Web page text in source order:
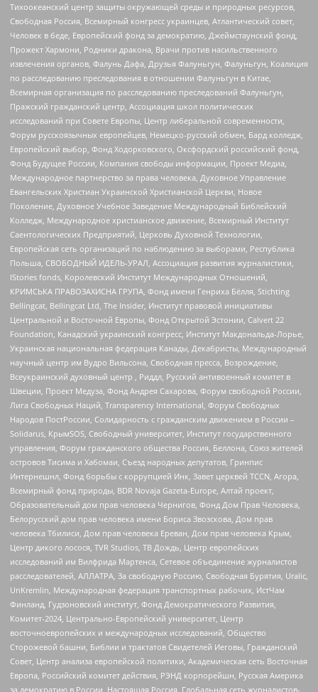
Тихоокеанский центр защиты окружающей среды и природных ресурсов,
Свободная Россия, Всемирный конгресс украинцев, Атлантический совет,
Человек в беде, Европейский фонд за демократию, Джеймстаунский фонд,
Прожект Хармони, Родники дракона, Врачи против насильственного
извлечения органов, Фалунь Дафа, Друзья Фалуньгун, Фалуньгун, Коалиция
по расследованию преследования в отношении Фалуньгун в Китае,
Всемирная организация по расследованию преследований Фалуньгун,
Пражский гражданский центр, Ассоциация школ политических
исследований при Совете Европы, Центр либеральной современности,
Форум русскоязычных европейцев, Немецко-русский обмен, Бард колледж,
Европейский выбор, Фонд Ходорковского, Оксфордский российский фонд,
Фонд Будущее России, Компания свободы информации, Проект Медиа,
Международное партнерство за права человека, Духовное Управление
Евангельских Христиан Украинской Христианской Церкви, Новое
Поколение, Духовное Учебное Заведение Международный Библейский
Колледж, Международное христианское движение, Всемирный Институт
Саентологических Предприятий, Церковь Духовной Технологии,
Европейская сеть организаций по наблюдению за выборами, Республика
Польша, СВОБОДНЫЙ ИДЕЛЬ-УРАЛ, Ассоциация развития журналистики,
IStories fonds, Королевский Институт Международных Отношений,
КРИМСЬКА ПРАВОЗАХИСНА ГРУПА, Фонд имени Генриха Бёлля, Stichting
Bellingcat, Bellingcat Ltd, The Insider, Институт правовой инициативы
Центральной и Восточной Европы, Фонд Открытой Эстонии, Calvert 22
Foundation, Канадский украинский конгресс, Институт Макдональда-Лорье,
Украинская национальная федерация Канады, Декабристы, Международный
научный центр им Вудро Вильсона, Свободная пресса, Возрождение,
Всеукраинский духовный центр , Риддл, Русский антивоенный комитет в
Швеции, Проект Медуза, Фонд Андрея Сахарова, Форум свободной России,
Лига Свободных Наций, Transparеncy International, Форум Свободных
Народов ПостРоссии, Солидарность с гражданским движением в России –
Solidarus, КрымSOS, Свободный университет, Институт государственного
управления, Форум гражданского общества Россия, Беллона, Союз жителей
островов Тисима и Хабомаи, Съезд народных депутатов, Гринпис
Интернешнл, Фонд борьбы с коррупцией Инк, Завет церквей TCCN, Агора,
Всемирный фонд природы, BDR Novaja Gazeta-Europe, Алтай проект,
Образовательный дом прав человека Чернигов, Фонд Дом Прав Человека,
Белорусский дом прав человека имени Бориса Звозскова, Дом прав
человека Тбилиси, Дом прав человека Ереван, Дом прав человека Крым,
Центр дикого лосося, TVR Studios, ТВ Дождь, Центр европейских
исследований им Вилфрида Мартенса, Сетевое объединение журналистов
расследователей, АЛЛАТРА, За свободную Россию, Свободная Бурятия, Uralic,
UnKremlin, Международная федерация транспортных рабочих, ИстЧам
Финланд, Гудзоновский институт, Фонд Демократического Развития,
Комитет-2024, Центрально-Европейский университет, Центр
восточноевропейских и международных исследований, Общество
Сторожевой башни, Библии и трактатов Свидетелей Иеговы, Гражданский
Совет, Центр анализа европейской политики, Академическая сеть Восточная
Европа, Российский комитет действия, РЭНД корпорейшн, Русская Америка
за демократию в России, Настоящая Россия, Глобальная сеть журналистов-